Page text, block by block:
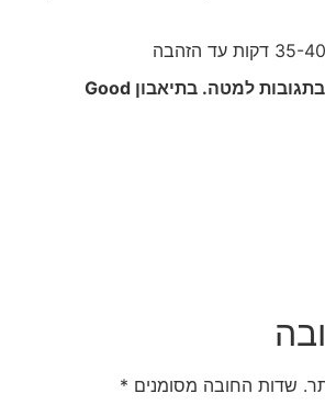
למטה. בתיאבוןGood
שדות החובה מסומנים*